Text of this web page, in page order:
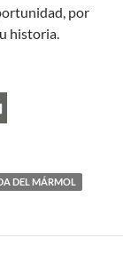
por
historia.
más adjetivos
DEL MÁRMOL